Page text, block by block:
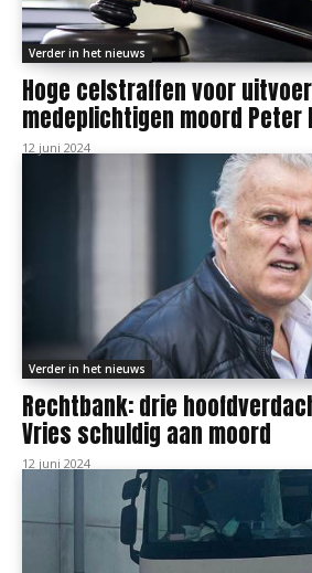
Verder in het nieuws
Hoge celstraffen voor
medeplichtigen moord Peter
12 juni 2024
Verder in het nieuws
Rechtbank: drie
Vries schuldig aan moord
12 juni 2024